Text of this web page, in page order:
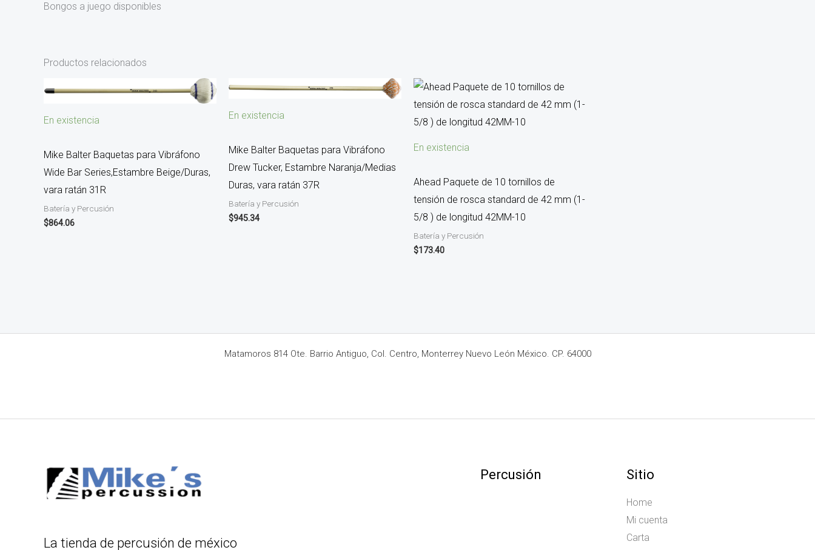
Bongos a juego disponibles
Productos relacionados
En existencia
Mike Balter Baquetas para Vibráfono
Wide Bar Series,Estambre Beige/Duras,
vara ratán 31R
Batería y Percusión
$864.06
En existencia
Mike Balter Baquetas para Vibráfono
Drew Tucker, Estambre Naranja/Medias
Duras, vara ratán 37R
Batería y Percusión
$945.34
En existencia
Ahead Paquete de 10 tornillos de
tensión de rosca standard de 42 mm (1-
5/8 ) de longitud 42MM-10
Batería y Percusión
$173.40
Matamoros 814 Ote. Barrio Antiguo, Col. Centro, Monterrey Nuevo León México. CP. 64000
La tienda de percusión de méxico
Percusión Sitio
Home
Mi cuenta
Carta